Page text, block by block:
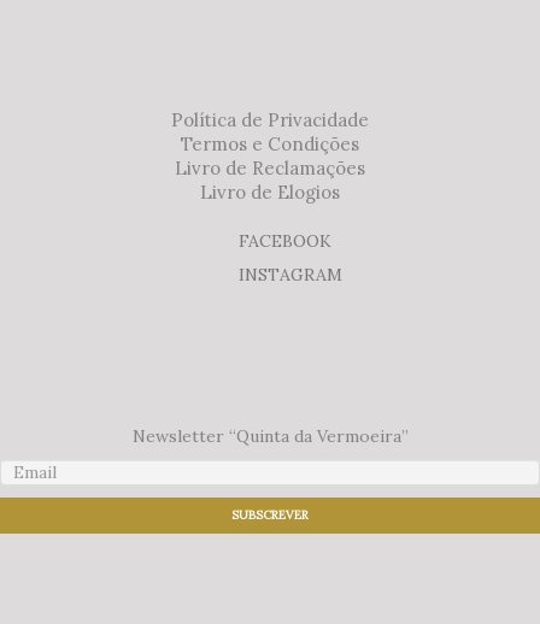
Política de Privacidade
Termos e Condições
Livro de Reclamações
Livro de Elogios
FACEBOOK
INSTAGRAM
Newsletter “Quinta da Vermoeira”